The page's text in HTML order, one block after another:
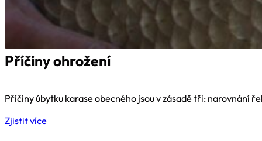
Příčiny ohrožení
Příčiny úbytku karase obecného jsou v zásadě tři: narovnání
Zjistit více